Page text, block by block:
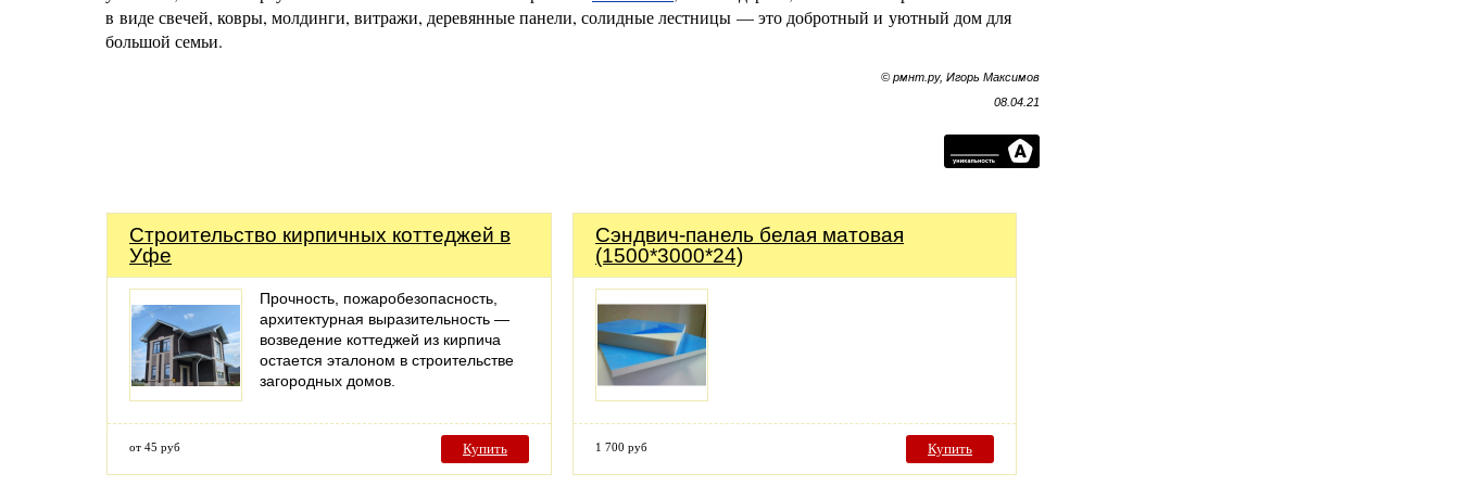
в виде свечей, ковры, молдинги, витражи, деревянные панели, солидные лестницы — это добротный и уютный дом для
большой семьи.
© рмнт.ру, Игорь Максимов
08.04.21
Строительство кирпичных коттеджей в
Уфе
Прочность, пожаробезопасность,
архитектурная выразительность —
возведение коттеджей из кирпича
остается эталоном в строительстве
загородных домов.
от 45 руб Купить
Сэндвич-панель белая матовая
(1500*3000*24)
1 700 руб Купить